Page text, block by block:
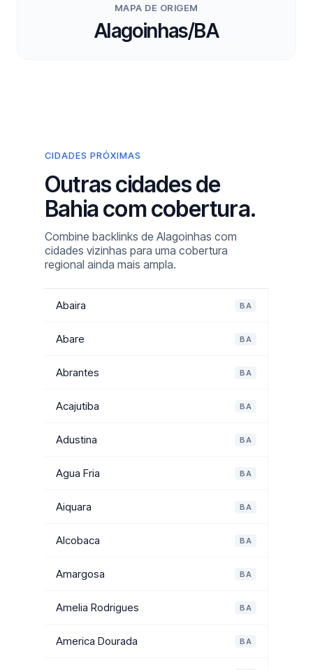
MAPA DE ORIGEM
Alagoinhas/BA
CIDADES PRÓXIMAS
Outras cidades de
Bahia com cobertura.
Combine backlinks de Alagoinhas com
cidades vizinhas para uma cobertura
regional ainda mais ampla.
Abaira BA
Abare BA
Abrantes BA
Acajutiba BA
Adustina BA
Agua Fria BA
Aiquara BA
Alcobaca BA
Amargosa BA
Amelia Rodrigues BA
America Dourada BA